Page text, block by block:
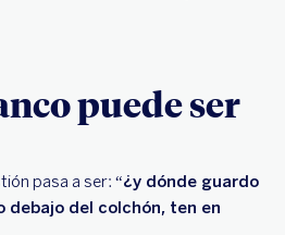
puede ser
pasa a ser: “¿y dónde guardo
del colchón, ten en